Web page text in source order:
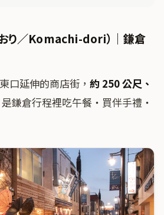
おり／Komachi-dori）｜鎌倉
口延伸的商店街， 約 250 公尺、
是鎌倉行程裡吃午餐・買伴手禮・